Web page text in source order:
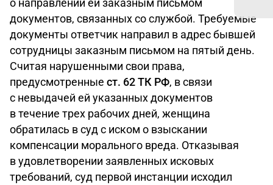
о направлении ей заказным письмом
документов, связанных со службой. Требуемые
документы ответчик направил в адрес бывшей
сотрудницы заказным письмом на пятый день.
Считая нарушенными свои права,
предусмотренные ст. 62 ТК РФ, в связи
с невыдачей ей указанных документов
в течение трех рабочих дней, женщина
обратилась в суд с иском о взыскании
компенсации морального вреда. Отказывая
в удовлетворении заявленных исковых
требований, суд первой инстанции исходил